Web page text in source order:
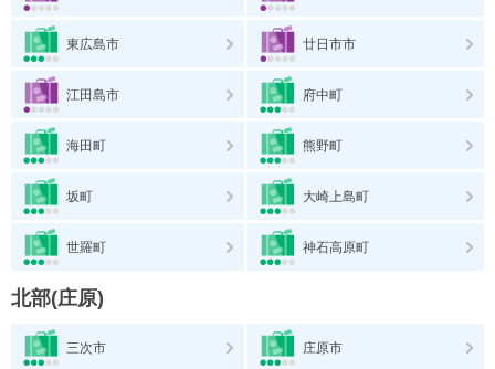
東広島市 廿日市市
江田島市 府中町
海田町 熊野町
坂町 大崎上島町
世羅町 神石高原町
北部(庄原)
三次市 庄原市